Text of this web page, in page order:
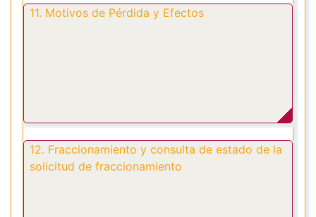
11. Motivos de Pérdida y Efectos
12. Fraccionamiento y consulta de estado de la
solicitud de fraccionamiento